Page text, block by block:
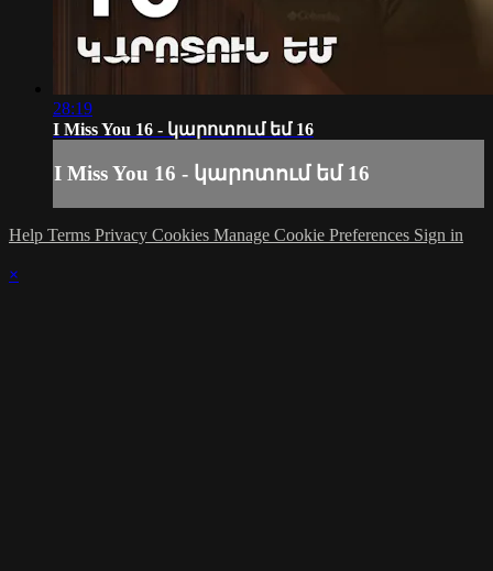
28:19
I Miss You 16 - կարոտում եմ 16
I Miss You 16 - կարոտում եմ 16
Help Terms Privacy Cookies Manage Cookie Preferences Sign in
×